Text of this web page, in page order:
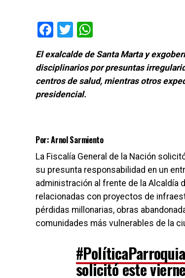
Facebook
Twitter
El exalcalde de Santa Marta y
disciplinarios por presuntas
centros de salud, mientras otros
presidencial.
Por: Arnol Sarmiento
La Fiscalía General de la Nación
su presunta responsabilidad en un
administración al frente de la Alcaldía
relacionadas con proyectos de
pérdidas millonarias, obras
comunidades más vulnerables de la
solicitó este